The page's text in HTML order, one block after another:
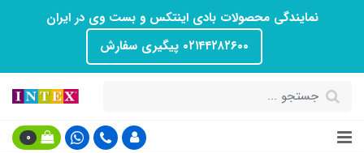
نمایندگی محصولات بادی اینتکس و بست وی در ایران
۰۲۱۴۴۲۸۲۶۰۰ پیگیری سفارش
0